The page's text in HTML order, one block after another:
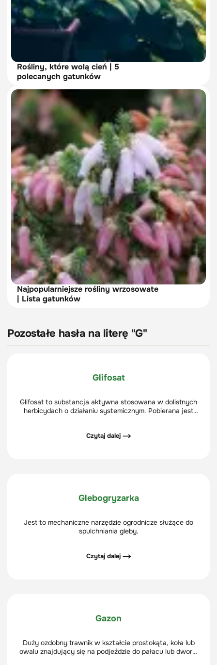
Rośliny, które wolą cień | 5
polecanych gatunków
Najpopularniejsze rośliny wrzosowate
| Lista gatunków
Pozostałe hasła na literę "G"
Glifosat
Glifosat to substancja aktywna stosowana w dolistnych
herbicydach o działaniu systemicznym. Pobierana jest
roślinie i dociera do jej części podziemnych (korzenie,
Czytaj dalej ⟶
Glebogryzarka
Jest to mechaniczne narzędzie ogrodnicze służące do
spulchniania gleby.
Czytaj dalej ⟶
Gazon
Duży ozdobny trawnik w kształcie prostokąta, koła lub
owalu znajdujący się na podjeździe do pałacu lub dworu,